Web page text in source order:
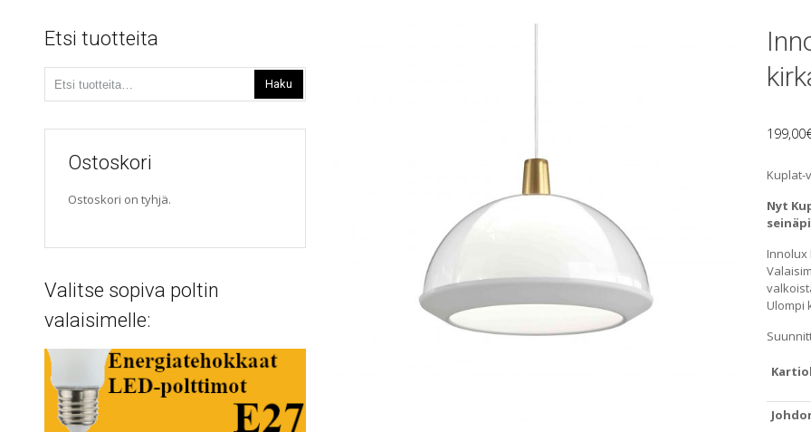
199,00
Kuplat-
Nyt
Innolux
Ulompi
Etsi tuotteita
Haku
Ostoskori
Ostoskori on tyhjä.
Valitse sopiva poltin
valaisimelle: